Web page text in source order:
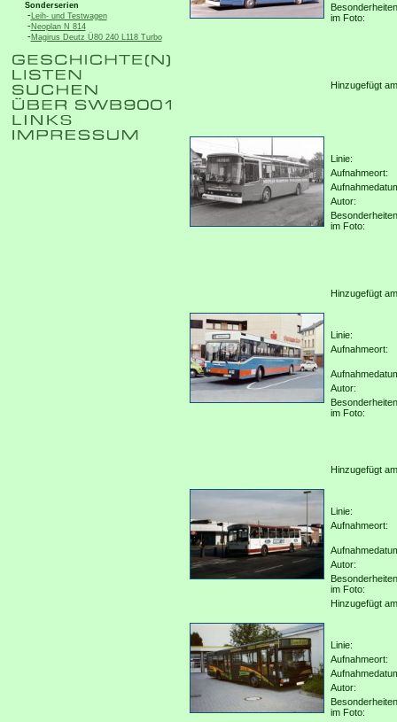
Sonderserien
-Leih- und Testwagen
-Neoplan N 814
-Magirus Deutz Ü80 240 L118 Turbo
Besonderheiten
im Foto:
Hinzugefügt
Linie:
Aufnahmeort:
Autor:
Besonderheiten
im Foto:
Hinzugefügt
Linie:
Aufnahmeort:
Autor:
Besonderheiten
im Foto:
Hinzugefügt
Linie:
Aufnahmeort:
Autor:
Besonderheiten
im Foto:
Hinzugefügt
Linie:
Aufnahmeort:
Autor:
Besonderheiten
im Foto: